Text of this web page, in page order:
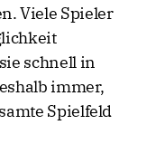
Viele Spieler
schnell in
immer,
Spielfeld